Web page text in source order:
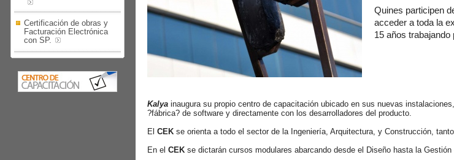
Certificación de obras y
Facturación Electrónica
con SP.
Quines participen
acceder a toda la
15 años
Kalya inaugura su propio centro de capacitación ubicado en sus nuevas
?fábrica? de software y directamente con los desarrolladores del producto.
El CEK se orienta a todo el sector de la Ingeniería, Arquitectura, y Construcción,
En el CEK se dictarán cursos modulares abarcando desde el Diseño hasta la